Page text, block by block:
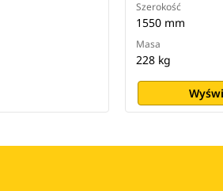
Szerokość
1550 mm
Masa
228 kg